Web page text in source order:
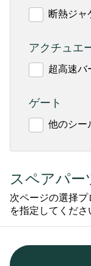
断熱ジャ
アクチュエ
超高速バ
ゲート
他のシー
スペアパー
次ページの選择
を指定してくださ